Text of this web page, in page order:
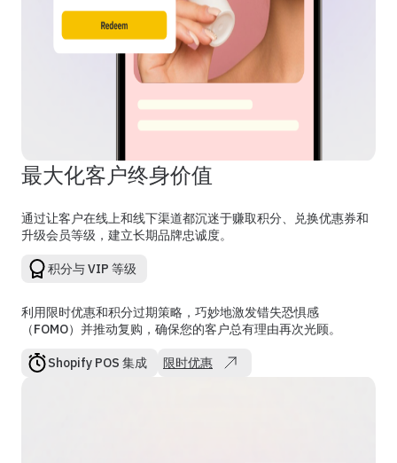
最大化客户终身价值
通过让客户在线上和线下渠道都沉迷于赚取积分、兑换优惠券和
升级会员等级，建立长期品牌忠诚度。
积分与 VIP 等级
利用限时优惠和积分过期策略，巧妙地激发错失恐惧感
（FOMO）并推动复购，确保您的客户总有理由再次光顾。
Shopify POS 集成 限时优惠